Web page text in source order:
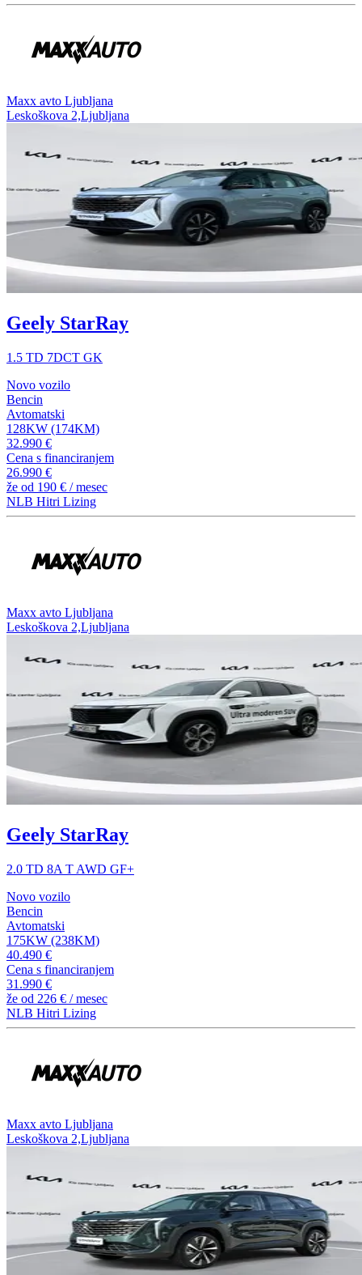
⁠Maxx avto Ljubljana
Leskoškova 2,Ljubljana
Geely StarRay
1.5 TD 7DCT GK
Novo vozilo
Bencin
Avtomatski
128KW (174KM)
32.990 €
Cena s financiranjem
26.990 €
že od 190 € / mesec
NLB Hitri Lizing
⁠Maxx avto Ljubljana
Leskoškova 2,Ljubljana
Geely StarRay
2.0 TD 8A T AWD GF+
Novo vozilo
Bencin
Avtomatski
175KW (238KM)
40.490 €
Cena s financiranjem
31.990 €
že od 226 € / mesec
NLB Hitri Lizing
⁠Maxx avto Ljubljana
Leskoškova 2,Ljubljana